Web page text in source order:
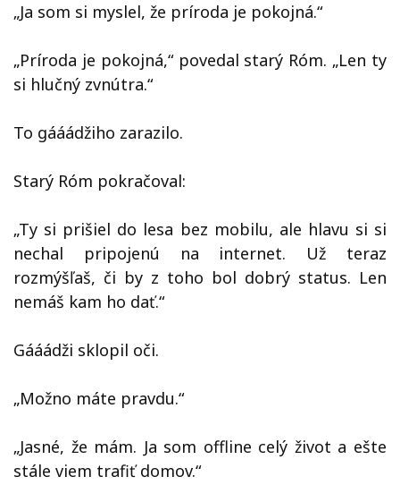
„Ja som si myslel, že príroda je pokojná.“
„Príroda je pokojná,“ povedal starý Róm. „Len ty
si hlučný zvnútra.“
To gááádžiho zarazilo.
Starý Róm pokračoval:
„Ty si prišiel do lesa bez mobilu, ale hlavu si si
nechal pripojenú na internet. Už teraz
rozmýšľaš, či by z toho bol dobrý status. Len
nemáš kam ho dať.“
Gááádži sklopil oči.
„Možno máte pravdu.“
„Jasné, že mám. Ja som offline celý život a ešte
stále viem trafiť domov.“